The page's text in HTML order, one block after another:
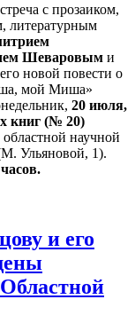
с прозаиком,
литературным
Шеваровым и
новой повести о
мой Миша»
20 июля,
книг (№ 20)
научной
Ульяновой, 1).
и его